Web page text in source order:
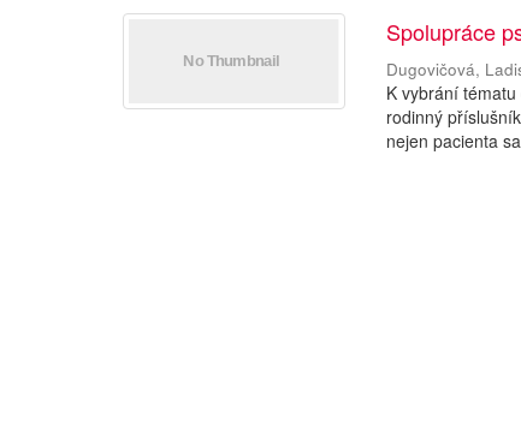
Spolupráce
Dugovičová,
K vybrání
rodinný
nejen pacienta